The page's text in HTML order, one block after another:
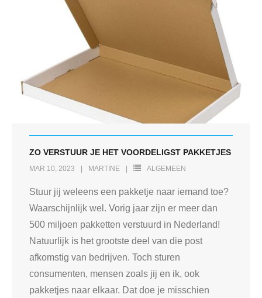
ZO VERSTUUR JE HET VOORDELIGST PAKKETJES
MAR 10, 2023 MARTINE ALGEMEEN
Stuur jij weleens een pakketje naar iemand toe?
Waarschijnlijk wel. Vorig jaar zijn er meer dan
500 miljoen pakketten verstuurd in Nederland!
Natuurlijk is het grootste deel van die post
afkomstig van bedrijven. Toch sturen
consumenten, mensen zoals jij en ik, ook
pakketjes naar elkaar. Dat doe je misschien